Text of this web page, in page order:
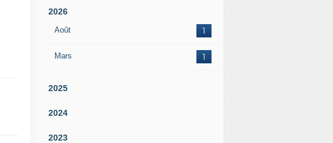
2026
Août 1
Mars 1
2025
2024
2023